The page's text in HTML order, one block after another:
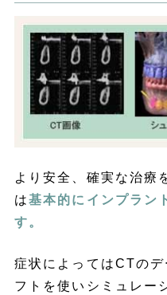
より安全、確実な治療
は基本的にインプラン
す。
症状によってはCTの
フトを使いシミュレー